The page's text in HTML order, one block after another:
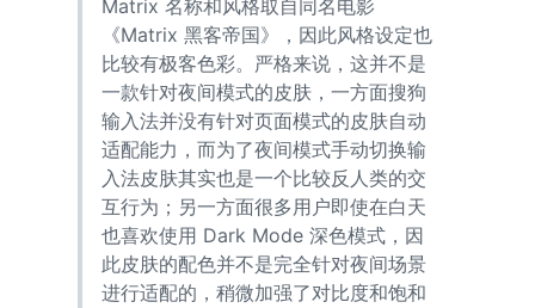
Matrix 名称和风格取自同名电影
《Matrix 黑客帝国》，因此风格设定也
比较有极客色彩。严格来说，这并不是
一款针对夜间模式的皮肤，一方面搜狗
输入法并没有针对页面模式的皮肤自动
适配能力，而为了夜间模式手动切换输
入法皮肤其实也是一个比较反人类的交
互行为；另一方面很多用户即使在白天
也喜欢使用 Dark Mode 深色模式，因
此皮肤的配色并不是完全针对夜间场景
进行适配的，稍微加强了对比度和饱和